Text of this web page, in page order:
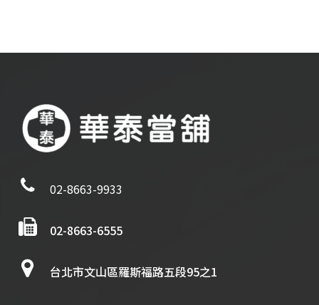
02-8663-9933
02-8663-6555
台北市文山區羅斯福路五段95之1